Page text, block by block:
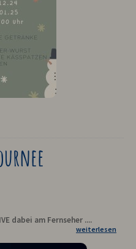
dabei am Fernseher ....
weiterlesen